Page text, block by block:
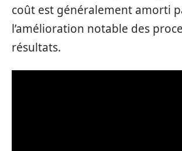
coût est généralement amorti
l’amélioration notable des
résultats.